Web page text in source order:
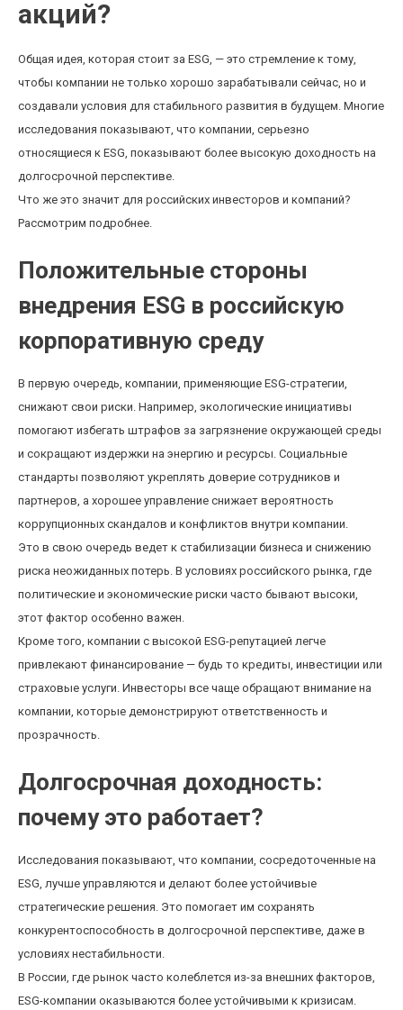
акций?
Общая идея, которая стоит за ESG, — это стремление к тому,
чтобы компании не только хорошо зарабатывали сейчас, но и
создавали условия для стабильного развития в будущем. Многие
исследования показывают, что компании, серьезно
относящиеся к ESG, показывают более высокую доходность на
долгосрочной перспективе.
Что же это значит для российских инвесторов и компаний?
Рассмотрим подробнее.
Положительные стороны
внедрения ESG в российскую
корпоративную среду
В первую очередь, компании, применяющие ESG-стратегии,
снижают свои риски. Например, экологические инициативы
помогают избегать штрафов за загрязнение окружающей среды
и сокращают издержки на энергию и ресурсы. Социальные
стандарты позволяют укреплять доверие сотрудников и
партнеров, а хорошее управление снижает вероятность
коррупционных скандалов и конфликтов внутри компании.
Это в свою очередь ведет к стабилизации бизнеса и снижению
риска неожиданных потерь. В условиях российского рынка, где
политические и экономические риски часто бывают высоки,
этот фактор особенно важен.
Кроме того, компании с высокой ESG-репутацией легче
привлекают финансирование — будь то кредиты, инвестиции или
страховые услуги. Инвесторы все чаще обращают внимание на
компании, которые демонстрируют ответственность и
прозрачность.
Долгосрочная доходность:
почему это работает?
Исследования показывают, что компании, сосредоточенные на
ESG, лучше управляются и делают более устойчивые
стратегические решения. Это помогает им сохранять
конкурентоспособность в долгосрочной перспективе, даже в
условиях нестабильности.
В России, где рынок часто колеблется из-за внешних факторов,
ESG-компании оказываются более устойчивыми к кризисам.